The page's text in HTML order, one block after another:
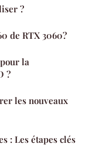
?
de RTX 3060?
la
?
les nouveaux
: Les étapes clés